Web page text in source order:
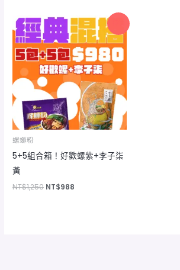
螺螄粉
5+5組合箱！好歡螺紫+李子柒
黃
NT$1,250
原
始
價
格：
NT$1,250。
NT$988
目
前
格：
NT$988。